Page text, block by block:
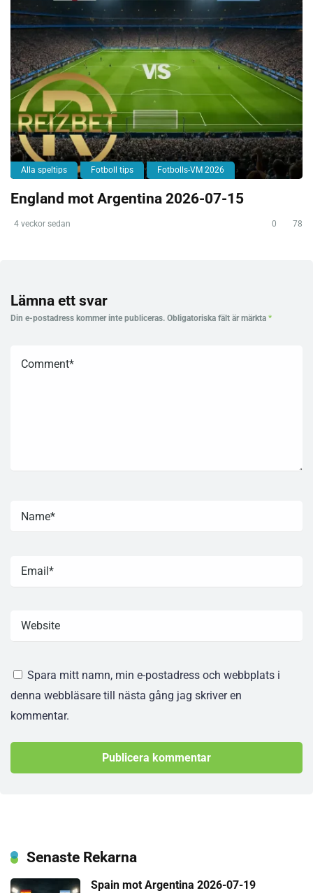
Alla speltips Fotboll tips Fotbolls-VM 2026
England mot Argentina 2026-07-15
4 veckor sedan 0 78
Lämna ett svar
Din e-postadress kommer inte publiceras. Obligatoriska fält är märkta *
Spara mitt namn, min e-postadress och webbplats i
denna webbläsare till nästa gång jag skriver en
kommentar.
Senaste Rekarna
Spain mot Argentina 2026-07-19